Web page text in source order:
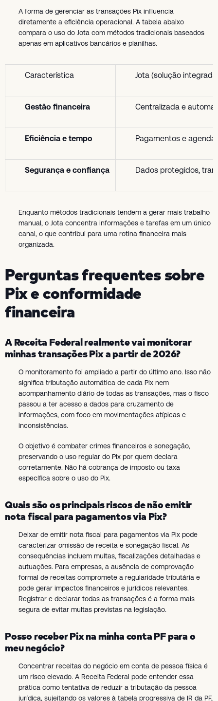
A forma de gerenciar as transações Pix influencia
diretamente a eficiência operacional. A tabela abaixo
compara o uso do Jota com métodos tradicionais baseados
apenas em aplicativos bancários e planilhas.
Característica Jota (solução
Gestão financeira Centralizada e
Eficiência e tempo Pagamentos e
Segurança e confiança Dados protegidos,
Enquanto métodos tradicionais tendem a gerar mais trabalho
manual, o Jota concentra informações e tarefas em um único
canal, o que contribui para uma rotina financeira mais
organizada.
Perguntas frequentes sobre
Pix e conformidade
financeira
A Receita Federal realmente vai monitorar
minhas transações Pix a partir de 2026?
O monitoramento foi ampliado a partir do último ano. Isso não
significa tributação automática de cada Pix nem
acompanhamento diário de todas as transações, mas o fisco
passou a ter acesso a dados para cruzamento de
informações, com foco em movimentações atípicas e
inconsistências.
O objetivo é combater crimes financeiros e sonegação,
preservando o uso regular do Pix por quem declara
corretamente. Não há cobrança de imposto ou taxa
específica sobre o uso do Pix.
Quais são os principais riscos de não emitir
nota fiscal para pagamentos via Pix?
Deixar de emitir nota fiscal para pagamentos via Pix pode
caracterizar omissão de receita e sonegação fiscal. As
consequências incluem multas, fiscalizações detalhadas e
autuações. Para empresas, a ausência de comprovação
formal de receitas compromete a regularidade tributária e
pode gerar impactos financeiros e jurídicos relevantes.
Registrar e declarar todas as transações é a forma mais
segura de evitar multas previstas na legislação.
Posso receber Pix na minha conta PF para o
meu negócio?
Concentrar receitas do negócio em conta de pessoa física é
um risco elevado. A Receita Federal pode entender essa
prática como tentativa de reduzir a tributação da pessoa
jurídica, sujeitando os valores à tabela progressiva de IR da PF,